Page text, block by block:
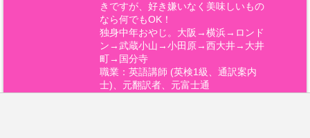
きですが、好き嫌いなく美味しいもの
なら何でもOK！
独身中年おやじ。大阪→横浜→ロンド
ン→武蔵小山→小田原→西大井→大井
町→国分寺
職業：英語講師 (英検1級、通訳案内
士)、元翻訳者、元富士通